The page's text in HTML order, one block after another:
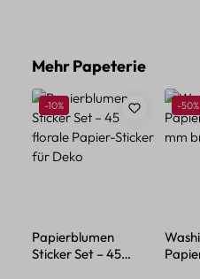
Produktgalerie überspringen
Mehr Papeterie
Rabatt
-10%
Papierblumen
Sticker Set – 45
Rabatt
-50%